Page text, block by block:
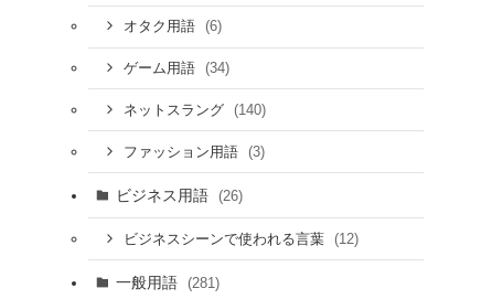
オタク用語 (6)
ゲーム用語 (34)
ネットスラング (140)
ファッション用語 (3)
ビジネス用語 (26)
ビジネスシーンで使われる言葉 (12)
一般用語 (281)